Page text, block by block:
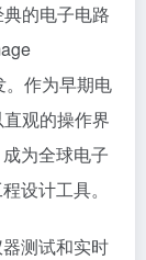
的电子电路
作为早期电
观的操作界
为全球电子
设计工具。
测试和实时